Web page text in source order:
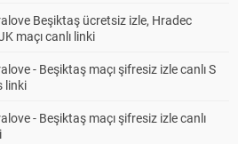
Beşiktaş ücretsiz izle, Hradec
maçı canlı linki
- Beşiktaş maçı şifresiz izle canlı S
linki
- Beşiktaş maçı şifresiz izle canlı